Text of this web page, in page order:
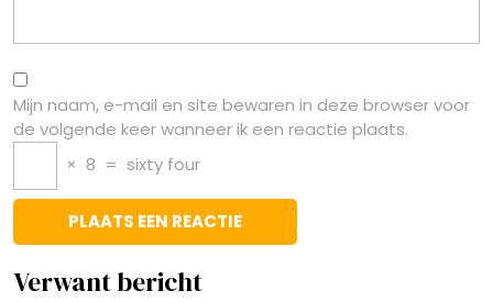
Mijn naam, e-mail en site bewaren in deze browser voor
de volgende keer wanneer ik een reactie plaats.
× 8 = sixty four
Verwant bericht